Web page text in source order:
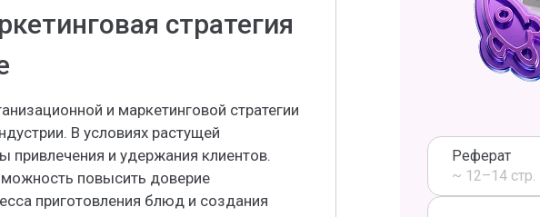
стратегия
и маркетинговой стратегии
В условиях растущей
привлечения и удержания клиентов.
повысить доверие
приготовления блюд и создания
Реферат
~ 12–14 стр.